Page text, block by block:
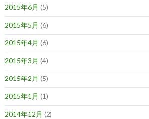
2015年6月 (5)
2015年5月 (6)
2015年4月 (6)
2015年3月 (4)
2015年2月 (5)
2015年1月 (1)
2014年12月 (2)